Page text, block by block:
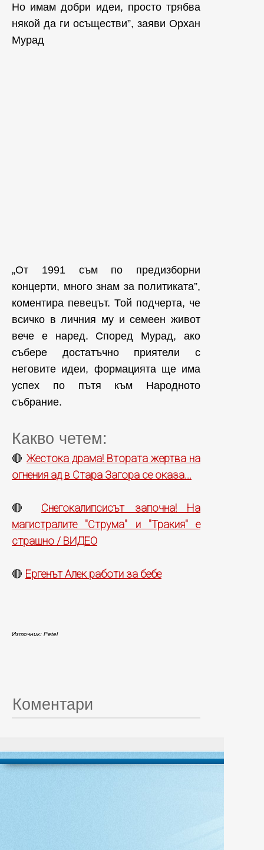
Но имам добри идеи, просто трябва
някой да ги осъществи”, заяви Орхан
Мурад
„От 1991 съм по предизборни
концерти, много знам за политиката”,
коментира певецът. Той подчерта, че
всичко в личния му и семеен живот
вече е наред. Според Мурад, ако
събере достатъчно приятели с
неговите идеи, формацията ще има
успех по пътя към Народното
събрание.
Какво четем:
🔴 Жестока драма! Втората жертва на
огнения ад в Стара Загора се оказа...
🔴 Снегокалипсисът започна! На
магистралите "Струма" и "Тракия" е
страшно / ВИДЕО
🔴 Ергенът Алек работи за бебе
Източник: Petel
Коментари